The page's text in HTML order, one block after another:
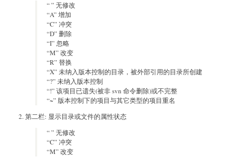
“ ” 无修改
“A” 增加
“C” 冲突
“D” 删除
“I” 忽略
“M” 改变
“R” 替换
“X” 未纳入版本控制的目录，被外部引用的目录所创建
“?” 未纳入版本控制
“!” 该项目已遗失(被非 svn 命令删除)或不完整
“~” 版本控制下的项目与其它类型的项目重名
第二栏: 显示目录或文件的属性状态
“ ” 无修改
“C” 冲突
“M” 改变